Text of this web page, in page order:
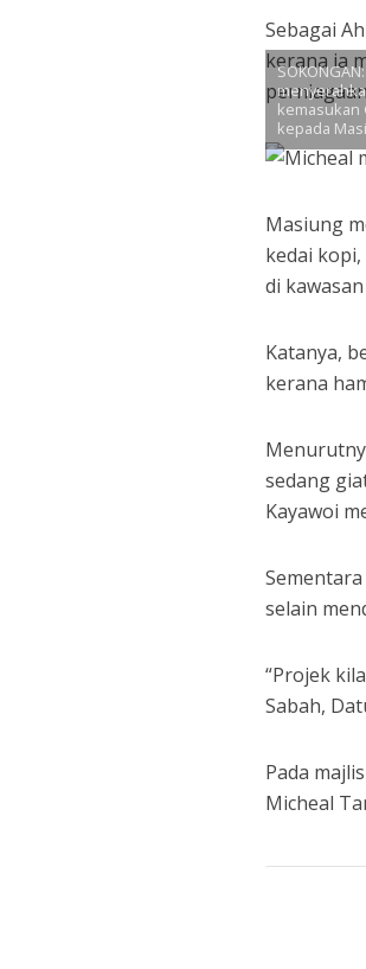
Sebagai
kerana ia
kemasukan
kepada
Masiung
kedai
di
Katanya,
kerana
sedang
Kayawoi
selain
“Projek
Sabah,
Pada
Micheal